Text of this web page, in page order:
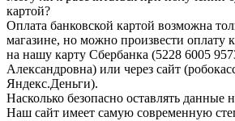
картой?
Оплата банковской картой возможна
магазине, но можно произвести оплату
на нашу карту Сбербанка (5228 6005
Александровна) или через сайт
Яндекс.Деньги).
Насколько безопасно оставлять данные
Наш сайт имеет самую современную